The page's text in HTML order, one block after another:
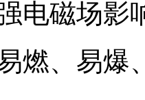
电磁场影
燃、易爆